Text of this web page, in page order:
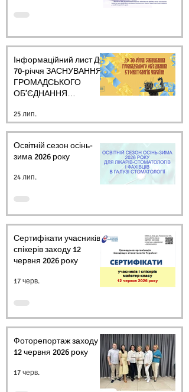
Інформаційний лист ДО
70-річчя ЗАСНУВАННЯ
ГРОМАДСЬКОГО
ОБ’ЄДНАННЯ
УКРАЇНИ
25 лип.
Освітній сезон осінь-
зима 2026 року
24 лип.
Сертифікати учасників і
спікерів заходу 12
червня 2026 року
17 черв.
Фоторепортаж заходу
12 червня 2026 року
17 черв.